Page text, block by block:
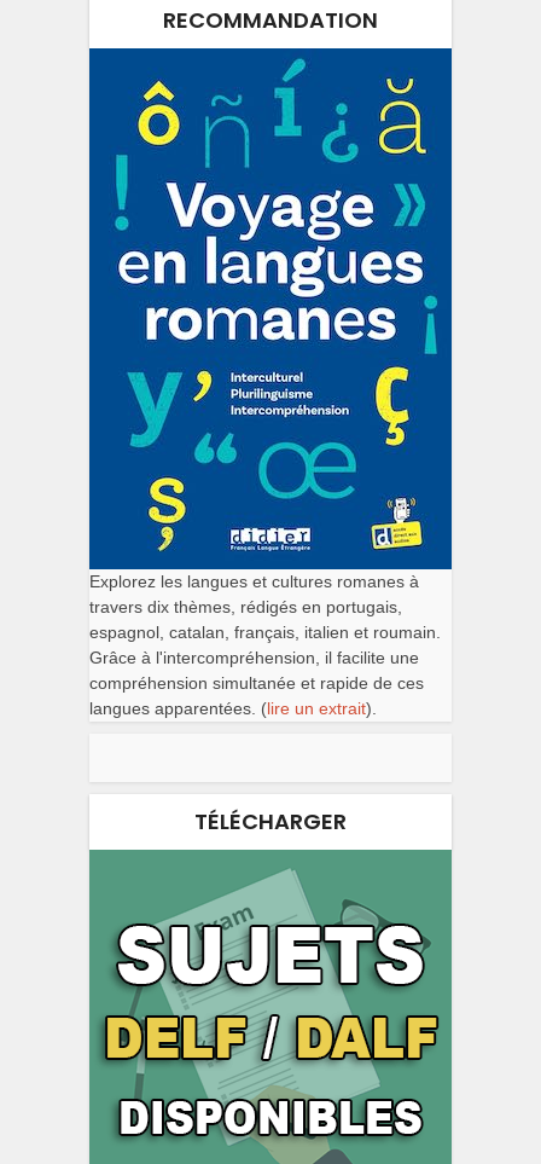
RECOMMANDATION
Explorez les langues et cultures romanes à
travers dix thèmes, rédigés en portugais,
espagnol, catalan, français, italien et roumain.
Grâce à l'intercompréhension, il facilite une
compréhension simultanée et rapide de ces
langues apparentées. (lire un extrait).
TÉLÉCHARGER